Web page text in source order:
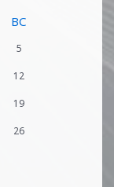
ВС
5
12
19
26